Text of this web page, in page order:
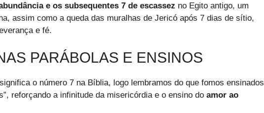
e os subsequentes 7 de escassez no Egito antigo, um
assim como a queda das muralhas de Jericó após 7 dias de sítio,
e fé.
PARÁBOLAS E ENSINOS
o número 7 na Bíblia, logo lembramos do que fomos ensinados
reforçando a infinitude da misericórdia e o ensino do amor ao